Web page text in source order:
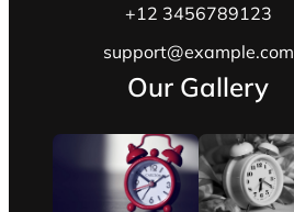
+12 3456789123
support@example.com
Our Gallery